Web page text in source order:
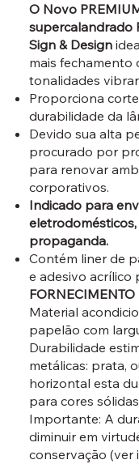
O Novo
supercalandrado
Sign & Design
mais fechamento
tonalidades
Proporciona
durabilidade da
Devido sua alta
procurado por
para renovar
corporativos.
Indicado para
propaganda.
Contém liner de
e adesivo acrílico
Material
papelão com
Durabilidade
metálicas: prata,
horizontal esta
para cores
Importante: A
diminuir em
conservação (ver